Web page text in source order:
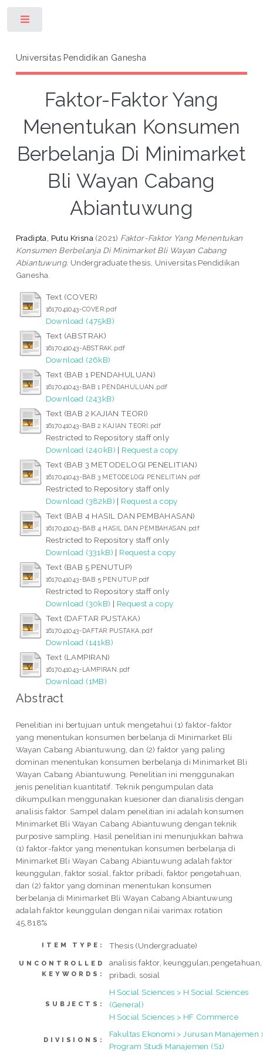
Universitas Pendidikan Ganesha
Faktor-Faktor Yang
Menentukan Konsumen
Berbelanja Di Minimarket
Bli Wayan Cabang
Abiantuwung
Pradipta, Putu Krisna (2021) Faktor-Faktor Yang Menentukan
Konsumen Berbelanja Di Minimarket Bli Wayan Cabang
Abiantuwung. Undergraduate thesis, Universitas Pendidikan
Ganesha.
Text (COVER)
1617041043-COVER.pdf
Download (475kB)
Text (ABSTRAK)
1617041043-ABSTRAK.pdf
Download (26kB)
Text (BAB 1 PENDAHULUAN)
1617041043-BAB 1 PENDAHULUAN.pdf
Download (243kB)
Text (BAB 2 KAJIAN TEORI)
1617041043-BAB 2 KAJIAN TEORI.pdf
Restricted to Repository staff only
Download (240kB) | Request a copy
Text (BAB 3 METODELOGI PENELITIAN)
1617041043-BAB 3 METODELOGI PENELITIAN.pdf
Restricted to Repository staff only
Download (382kB) | Request a copy
Text (BAB 4 HASIL DAN PEMBAHASAN)
1617041043-BAB 4 HASIL DAN PEMBAHASAN.pdf
Restricted to Repository staff only
Download (331kB) | Request a copy
Text (BAB 5 PENUTUP)
1617041043-BAB 5 PENUTUP.pdf
Restricted to Repository staff only
Download (30kB) | Request a copy
Text (DAFTAR PUSTAKA)
1617041043-DAFTAR PUSTAKA.pdf
Download (141kB)
Text (LAMPIRAN)
1617041043-LAMPIRAN.pdf
Download (1MB)
Abstract
Penelitian ini bertujuan untuk mengetahui (1) faktor-faktor
yang menentukan konsumen berbelanja di Minimarket Bli
Wayan Cabang Abiantuwung, dan (2) faktor yang paling
dominan menentukan konsumen berbelanja di Minimarket Bli
Wayan Cabang Abiantuwung. Penelitian ini menggunakan
jenis penelitian kuantitatif. Teknik pengumpulan data
dikumpulkan menggunakan kuesioner dan dianalisis dengan
analisis faktor. Sampel dalam penelitian ini adalah konsumen
Minimarket Bli Wayan Cabang Abiantuwung dengan teknik
purposive sampling. Hasil penelitian ini menunjukkan bahwa
(1) faktor-faktor yang menentukan konsumen berbelanja di
Minimarket Bli Wayan Cabang Abiantuwung adalah faktor
keunggulan, faktor sosial, faktor pribadi, faktor pengetahuan,
dan (2) faktor yang dominan menentukan konsumen
berbelanja di Minimarket Bli Wayan Cabang Abiantuwung
adalah faktor keunggulan dengan nilai varimax rotation
45,818%
ITEM TYPE: Thesis (Undergraduate)
UNCONTROLLED
KEYWORDS:
analisis faktor, keunggulan,pengetahuan,
pribadi, sosial
SUBJECTS:
H Social Sciences > H Social Sciences
(General)
H Social Sciences > HF Commerce
DIVISIONS:
Fakultas Ekonomi > Jurusan Manajemen
Program Studi Manajemen (S1)